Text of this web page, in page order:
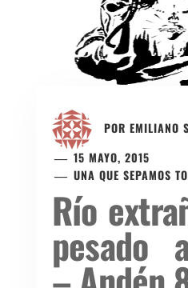
POR EMILIANO
15 MAYO, 2015
UNA QUE SEPAMOS
Río
pesado